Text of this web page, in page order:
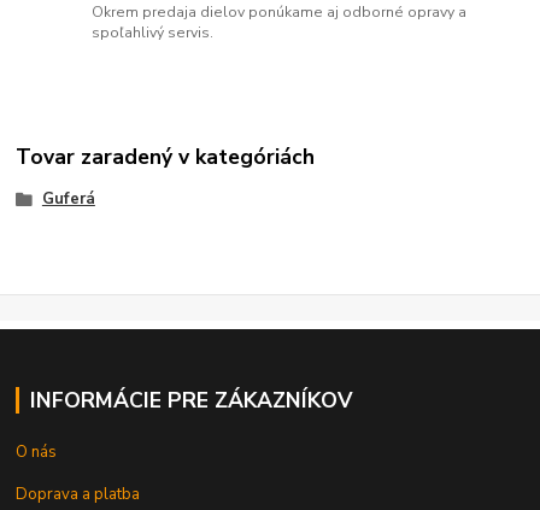
Okrem predaja dielov ponúkame aj odborné opravy a
spoľahlivý servis.
Tovar zaradený v kategóriách
Guferá
INFORMÁCIE PRE ZÁKAZNÍKOV
O nás
Doprava a platba